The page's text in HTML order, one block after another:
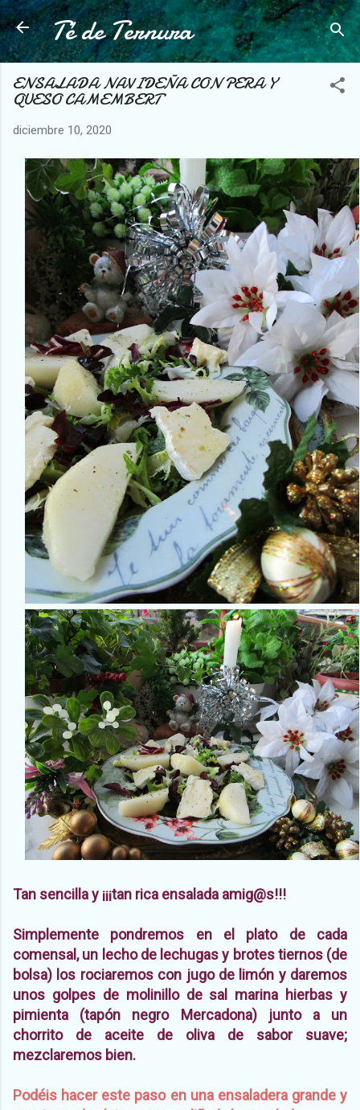
Ir al contenido principal
Té de Ternura
ENSALADA NAVIDEÑA CON PERA Y
QUESO CAMEMBERT
diciembre 10, 2020
Tan sencilla y ¡¡¡tan rica ensalada amig@s!!!
Simplemente pondremos en el plato de cada
comensal, un lecho de lechugas y brotes tiernos (de
bolsa) los rociaremos con jugo de limón y daremos
unos golpes de molinillo de sal marina hierbas y
pimienta (tapón negro Mercadona) junto a un
chorrito de aceite de oliva de sabor suave;
mezclaremos bien.
Podéis hacer este paso en una ensaladera grande y